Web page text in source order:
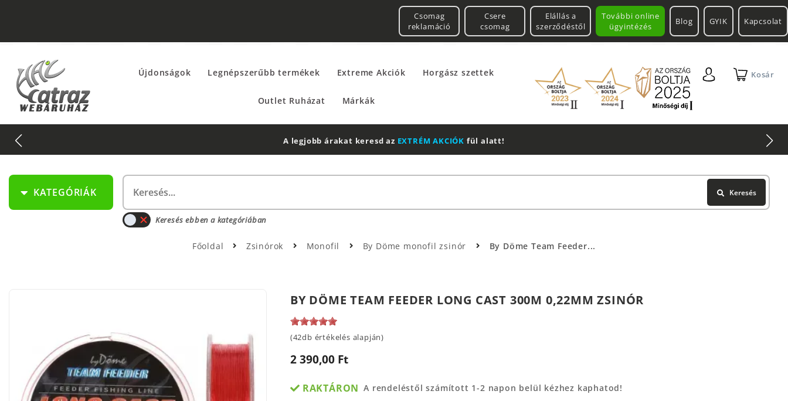
További online
ügyintézés
Csomag
reklamáció
Csere
csomag
Elállás a
szerződéstől
Blog GYIK Kapcsolat
Újdonságok Legnépszerűbb termékek Extreme Akciók Horgász szettek
Outlet Ruházat Márkák
Kosár
2 db Shimano Aero Technium +Leatherman Multitool
KATEGÓRIÁK Keresés
Keresés ebben a kategóriában
Főoldal Zsinórok Monofil By Döme monofil zsinór By Döme Team Feeder...
BY DÖME TEAM FEEDER LONG CAST 300M 0,22MM ZSINÓR
(42db értékelés alapján)
2 390,00 Ft
RAKTÁRON A rendeléstől számított 1-2 napon belül kézhez kaphatod!